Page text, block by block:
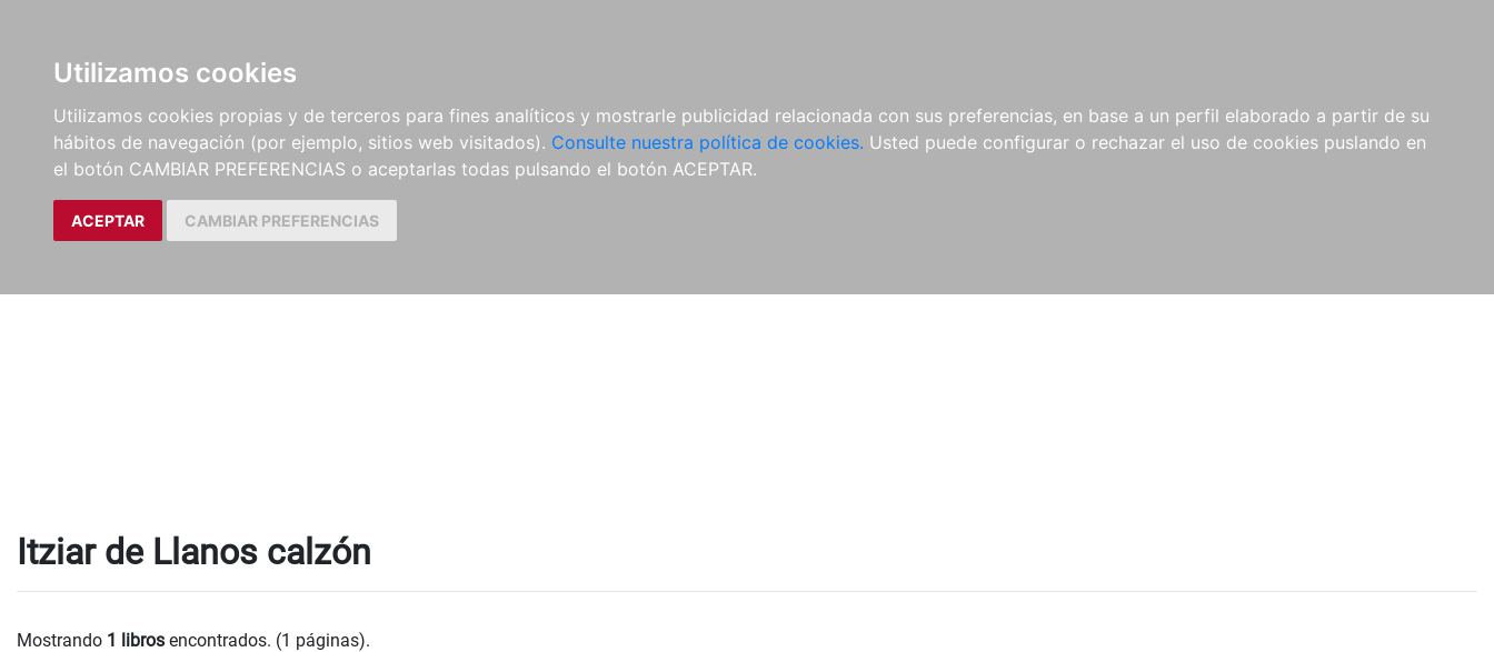
Utilizamos cookies
Utilizamos cookies propias y de terceros para fines analíticos y mostrarle publicidad relacionada con sus preferencias, en base a un perfil elaborado a partir de su
hábitos de navegación (por ejemplo, sitios web visitados). Consulte nuestra política de cookies. Usted puede configurar o rechazar el uso de cookies puslando en
el botón CAMBIAR PREFERENCIAS o aceptarlas todas pulsando el botón ACEPTAR.
ACEPTAR CAMBIAR PREFERENCIAS
Itziar de Llanos calzón
Mostrando 1 libros encontrados. (1 páginas).